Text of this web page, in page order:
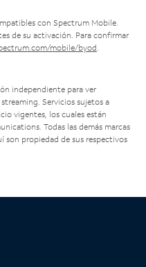
con Spectrum Mobile.
de su activación. Para confirmar
mobile/byod
independiente para ver
Servicios sujetos a
vigentes, los cuales están
Todas las demás marcas
son propiedad de sus respectivos